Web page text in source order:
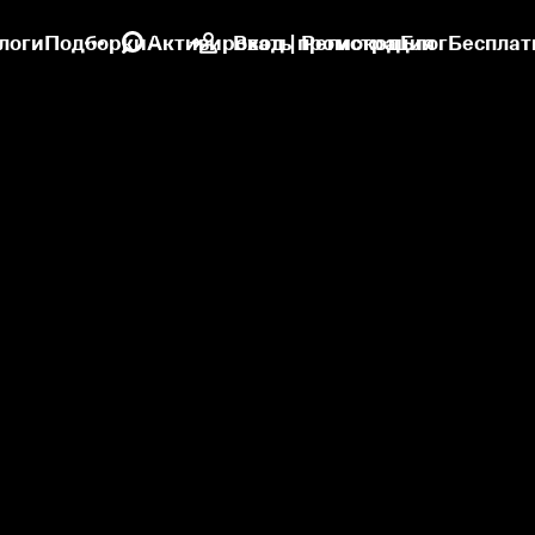
ПодборкиАктивировать промокодБлог
Вход | Регистрация